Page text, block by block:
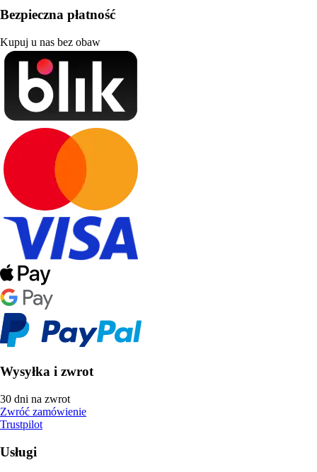
Bezpieczna płatność
Kupuj u nas bez obaw
Wysyłka i zwrot
30 dni na zwrot
Zwróć zamówienie
Trustpilot
Usługi